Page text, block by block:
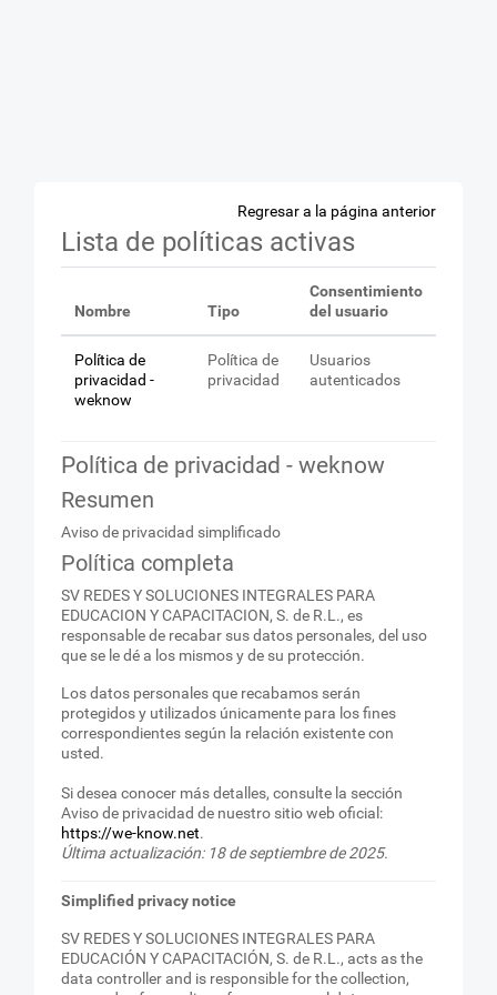
Regresar a la página anterior
Lista de políticas activas
Nombre Tipo
Consentimiento
del usuario
Política de
privacidad -
weknow
Política de
privacidad
Usuarios
autenticados
Política de privacidad - weknow
Resumen
Aviso de privacidad simplificado
Política completa
SV REDES Y SOLUCIONES INTEGRALES PARA
EDUCACION Y CAPACITACION, S. de R.L., es
responsable de recabar sus datos personales, del uso
que se le dé a los mismos y de su protección.
Los datos personales que recabamos serán
protegidos y utilizados únicamente para los fines
correspondientes según la relación existente con
usted.
Si desea conocer más detalles, consulte la sección
Aviso de privacidad de nuestro sitio web oficial:
https://we-know.net.
Última actualización: 18 de septiembre de 2025.
Simplified privacy notice
SV REDES Y SOLUCIONES INTEGRALES PARA
EDUCACIÓN Y CAPACITACIÓN, S. de R.L., acts as the
data controller and is responsible for the collection,